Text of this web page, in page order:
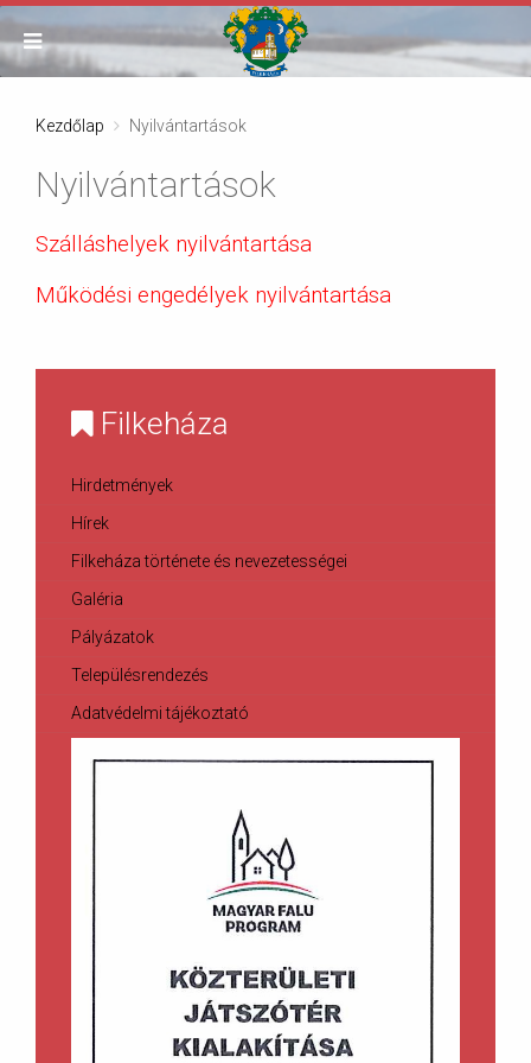
Kezdőlap Nyilvántartások
Nyilvántartások
Szálláshelyek nyilvántartása
Működési engedélyek nyilvántartása
Filkeháza
Hirdetmények
Hírek
Filkeháza története és nevezetességei
Galéria
Pályázatok
Településrendezés
Adatvédelmi tájékoztató